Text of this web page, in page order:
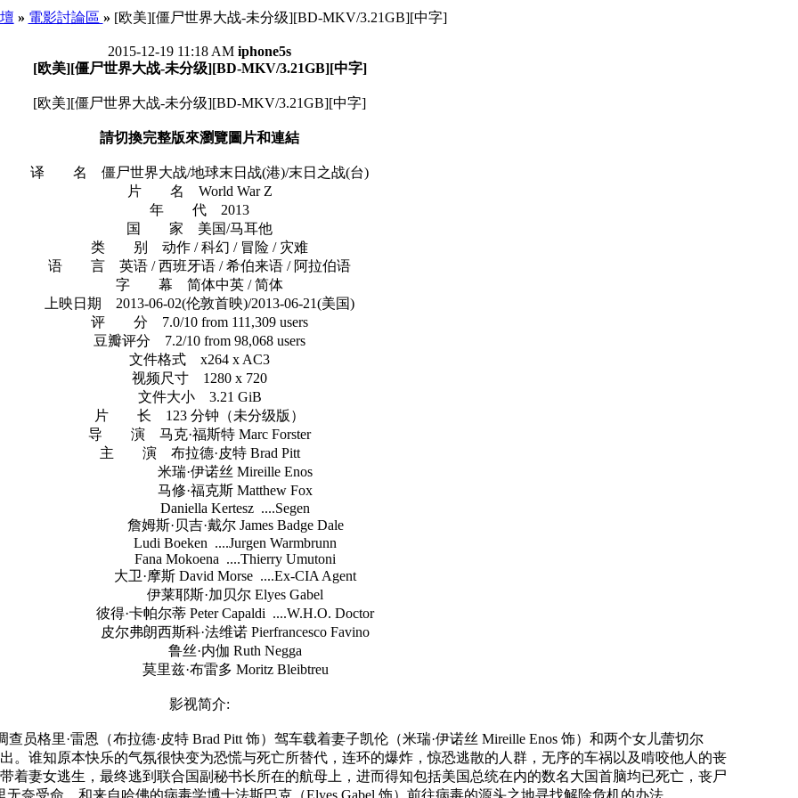
» 電影討論區 » [欧美][僵尸世界大战-未分级][BD-MKV/3.21GB][中字]
2015-12-19 11:18 AM iphone5s
[欧美][僵尸世界大战-未分级][BD-MKV/3.21GB][中字]
[欧美][僵尸世界大战-未分级][BD-MKV/3.21GB][中字]
請切換完整版來瀏覽圖片和連結
译 名 僵尸世界大战/地球末日战(港)/末日之战(台)
片 名 World War Z
年 代 2013
国 家 美国/马耳他
类 别 动作 / 科幻 / 冒险 / 灾难
语 言 英语 / 西班牙语 / 希伯来语 / 阿拉伯语
字 幕 简体中英 / 简体
上映日期 2013-06-02(伦敦首映)/2013-06-21(美国)
评 分 7.0/10 from 111,309 users
豆瓣评分 7.2/10 from 98,068 users
文件格式 x264 x AC3
视频尺寸 1280 x 720
文件大小 3.21 GiB
片 长 123 分钟（未分级版）
导 演 马克·福斯特 Marc Forster
主 演 布拉德·皮特 Brad Pitt
米瑞·伊诺丝 Mireille Enos
马修·福克斯 Matthew Fox
Daniella Kertesz ....Segen
詹姆斯·贝吉·戴尔 James Badge Dale
Ludi Boeken ....Jurgen Warmbrunn
Fana Mokoena ....Thierry Umutoni
大卫·摩斯 David Morse ....Ex-CIA Agent
伊莱耶斯·加贝尔 Elyes Gabel
彼得·卡帕尔蒂 Peter Capaldi ....W.H.O. Doctor
皮尔弗朗西斯科·法维诺 Pierfrancesco Favino
鲁丝·内伽 Ruth Negga
莫里兹·布雷多 Moritz Bleibtreu
影视简介:
格里·雷恩（布拉德·皮特 Brad Pitt 饰）驾车载着妻子凯伦（米瑞·伊诺丝 Mireille Enos 饰）和两个女儿蕾切尔
出。谁知原本快乐的气氛很快变为恐慌与死亡所替代，连环的爆炸，惊恐逃散的人群，无序的车祸以及啃咬他人的丧
着妻女逃生，最终逃到联合国副秘书长所在的航母上，进而得知包括美国总统在内的数名大国首脑均已死亡，丧尸
奈受命，和来自哈佛的病毒学博士法斯巴克（Elyes Gabel 饰）前往病毒的源头之地寻找解除危机的办法。